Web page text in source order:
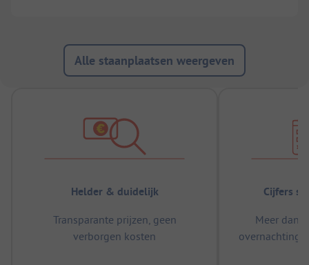
Alle staanplaatsen weergeven
Helder & duidelijk
Transparante prijzen, geen
verborgen kosten
Cijfers
Meer dan